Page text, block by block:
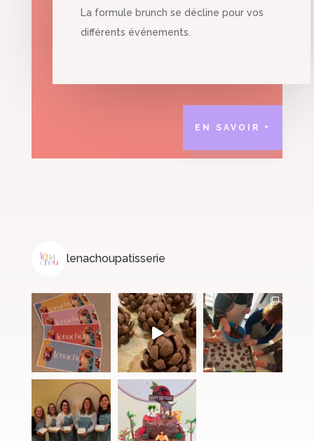
La formule brunch se décline pour vos
différents événements.
EN SAVOIR +
lenachoupatisserie